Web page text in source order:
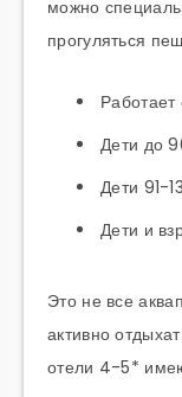
можно
прогуляться
Работает
Дети до
Дети 91-
Дети и
Это не все
активно
отели 4-5*